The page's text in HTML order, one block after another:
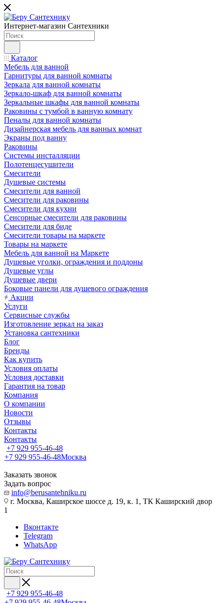
Интернет-магазин Сантехники
Каталог
Мебель для ванной
Гарнитуры для ванной комнаты
Зеркала для ванной комнаты
Зеркало-шкаф для ванной комнаты
Зеркальные шкафы для ванной комнаты
Раковины с тумбой в ванную комнату
Пеналы для ванной комнаты
Дизайнерская мебель для ванных комнат
Экраны под ванну
Раковины
Системы инсталляции
Полотенцесушители
Смесители
Душевые системы
Смесители для ванной
Смесители для раковины
Смесители для кухни
Сенсорные смесители для раковины
Смесители для биде
Смесители товары на маркете
Товары на маркете
Мебель для ванной на Маркете
Душевые уголки, ограждения и поддоны
Душевые углы
Душевые двери
Боковые панели для душевого ограждения
Акции
Услуги
Сервисные службы
Изготовление зеркал на заказ
Установка сантехники
Блог
Бренды
Как купить
Условия оплаты
Условия доставки
Гарантия на товар
Компания
О компании
Новости
Отзывы
Контакты
Контакты
+7 929 955-46-48
+7 929 955-46-48Москва
Заказать звонок
Задать вопрос
info@berusantehniku.ru
г. Москва, Каширское шоссе д. 19, к. 1, ТК Каширский двор
1
Вконтакте
Telegram
WhatsApp
+7 929 955-46-48